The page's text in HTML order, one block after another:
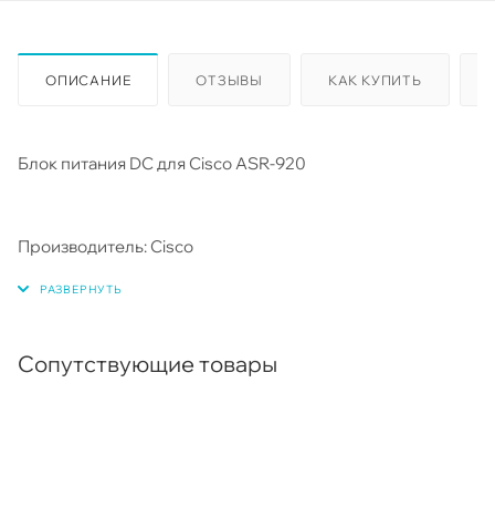
ОПИСАНИЕ ОТЗЫВЫ КАК КУПИТЬ
Блок питания DC для Cisco ASR-920
Производитель: Cisco
Сопутствующие товары